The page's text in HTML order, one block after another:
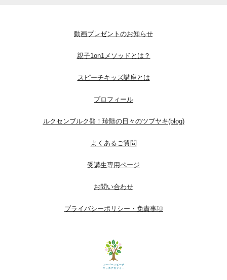
動画プレゼントのお知らせ
親子1on1メソッドとは？
スピーチキッズ講座とは
プロフィール
ルクセンブルク発！珍獣の日々のツブヤキ(blog)
よくあるご質問
受講生専用ページ
お問い合わせ
プライバシーポリシー・免責事項